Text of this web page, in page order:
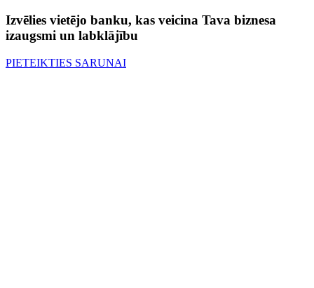
Izvēlies vietējo banku, kas veicina Tava biznesa
izaugsmi un labklājību
PIETEIKTIES SARUNAI